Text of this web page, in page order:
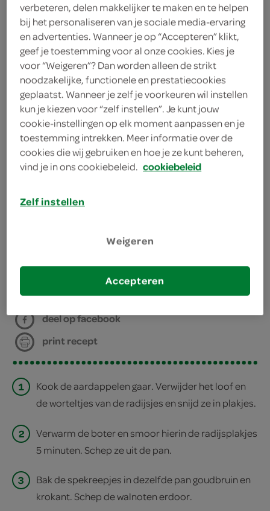
50 gram walnoten
200 gram hamreepjes
200 gram magere spekreepjes
25 milliliter vloeibaar bakproduct
25 gram boter
2 bossen radijsjes
1500 gram aardappels
bereiden
deel op twitter
deel op facebook
print recept
1
Kook de aardappelen gaar. Verwijder het loof en
de worteltjes van de radijsjes en snijd ze in plakjes.
2
Verwarm de boter en smoor hierin de radijsplakjes
5 minuten. Schep ze uit de pan.
3
Bak de spekreepjes in dezelfde pan goudbruin en
krokant. Schep de walnoten erdoor.
verbeteren, delen makkelijker te maken en te helpen
bij het personaliseren van je sociale media-ervaring
en advertenties. Wanneer je op “Accepteren” klikt,
geef je toestemming voor al onze cookies. Kies je
voor “Weigeren”? Dan worden alleen de strikt
noodzakelijke, functionele en prestatiecookies
geplaatst. Wanneer je zelf je voorkeuren wil instellen
kun je kiezen voor “zelf instellen”. Je kunt jouw
cookie-instellingen op elk moment aanpassen en je
toestemming intrekken. Meer informatie over de
cookies die wij gebruiken en hoe je ze kunt beheren,
vind je in ons cookiebeleid. cookiebeleid
Zelf instellen
Weigeren
Accepteren